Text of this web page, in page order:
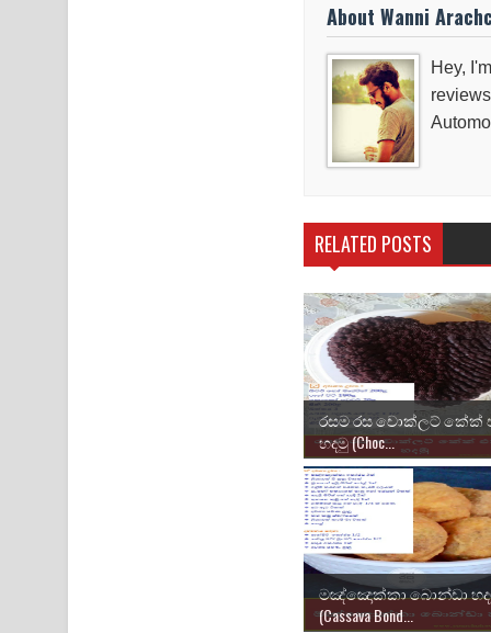
About Wanni
Hey,
RELATED POSTS
රසම රස චොක්ලට් කේක්
හදමු (Choc...
මඤ්ඤොක්කා බොන්ඩා
(Cassava Bond...